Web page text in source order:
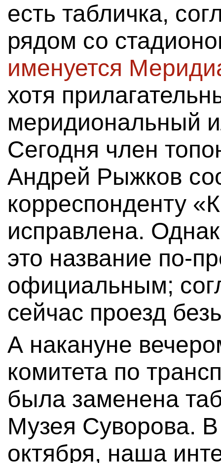
есть табличка,
рядом со
именуется
хотя
меридиональный
Сегодня член
Андрей Рыжков
корреспонденту
исправлена.
это название по-
официальным;
сейчас проезд
А накануне
комитета по
была заменена
Музея Суворова.
октября, наша